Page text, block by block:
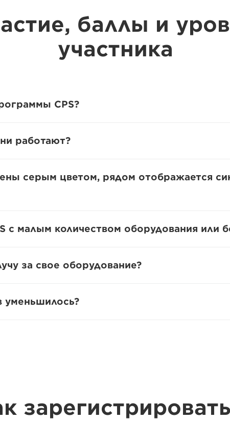
баллы и
участника
CPS?
работают?
серым цветом, рядом отображается
с малым количеством оборудования или
за свое оборудование?
уменьшилось?